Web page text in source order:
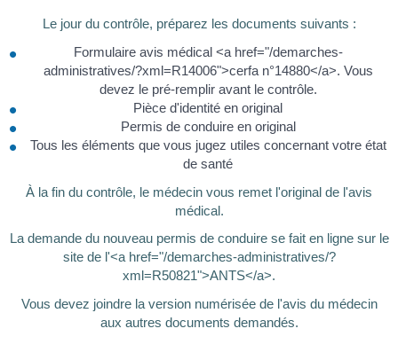
Le jour du contrôle, préparez les documents suivants :
Formulaire avis médical <a href="/demarches-
administratives/?xml=R14006">cerfa n°14880</a>. Vous
devez le pré-remplir avant le contrôle.
Pièce d'identité en original
Permis de conduire en original
Tous les éléments que vous jugez utiles concernant votre état
de santé
À la fin du contrôle, le médecin vous remet l'original de l'avis
médical.
La demande du nouveau permis de conduire se fait en ligne sur le
site de l'<a href="/demarches-administratives/?
xml=R50821">ANTS</a>.
Vous devez joindre la version numérisée de l'avis du médecin
aux autres documents demandés.